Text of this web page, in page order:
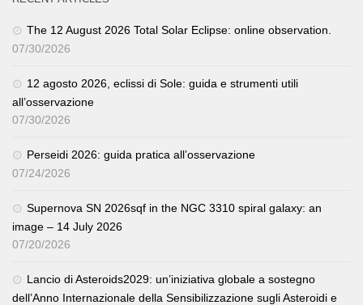
The 12 August 2026 Total Solar Eclipse: online observation.
07/30/2026
12 agosto 2026, eclissi di Sole: guida e strumenti utili
all’osservazione
07/30/2026
Perseidi 2026: guida pratica all’osservazione
07/24/2026
Supernova SN 2026sqf in the NGC 3310 spiral galaxy: an
image – 14 July 2026
07/20/2026
Lancio di Asteroids2029: un’iniziativa globale a sostegno
dell’Anno Internazionale della Sensibilizzazione sugli Asteroidi e